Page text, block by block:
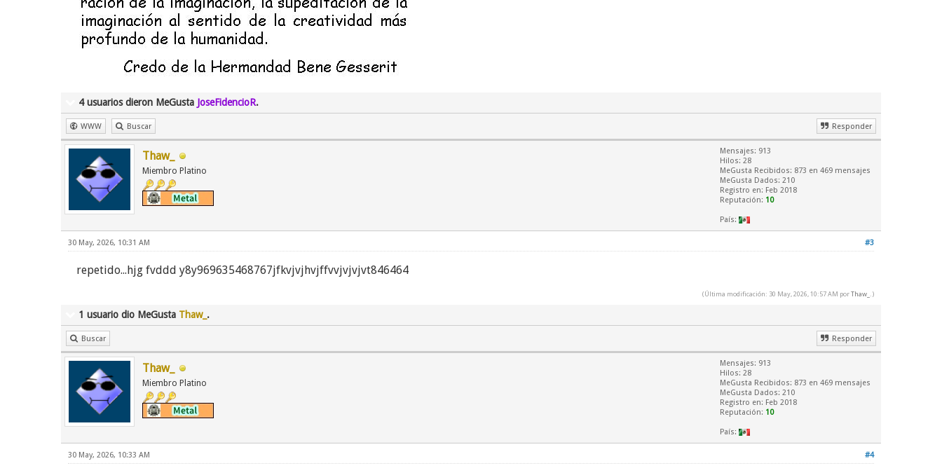
4 usuarios dieron MeGusta JoseFidencioR.
WWW Buscar Responder
Thaw_
Miembro Platino
Mensajes: 913
Hilos: 28
MeGusta Recibidos: 873 en 469 mensajes
MeGusta Dados: 210
Registro en: Feb 2018
Reputación: 10
País:
#3
30 May, 2026, 10:31 AM
repetido...hjg fvddd y8y969635468767jfkvjvjhvjffvvjvjvjvt846464
(Última modificación: 30 May, 2026, 10:57 AM porThaw_ .)
1 usuario dio MeGusta Thaw_ .
Buscar Responder
Thaw_
Miembro Platino
Mensajes: 913
Hilos: 28
MeGusta Recibidos: 873 en 469 mensajes
MeGusta Dados: 210
Registro en: Feb 2018
Reputación: 10
País:
#4
30 May, 2026, 10:33 AM